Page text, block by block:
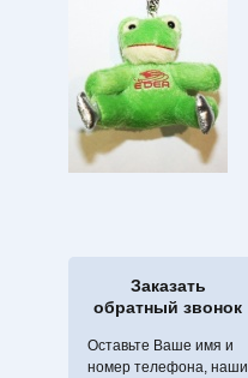
Заказать
обратный звонок
Оставьте Ваше имя и
номер телефона, наши